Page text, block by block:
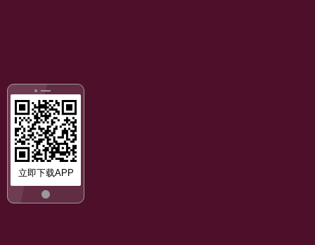
立即下载APP